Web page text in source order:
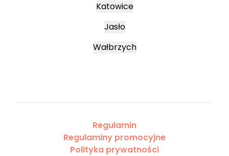
Katowice
Jasło
Wałbrzych
Regulamin
Regulaminy promocyjne
Polityka prywatności